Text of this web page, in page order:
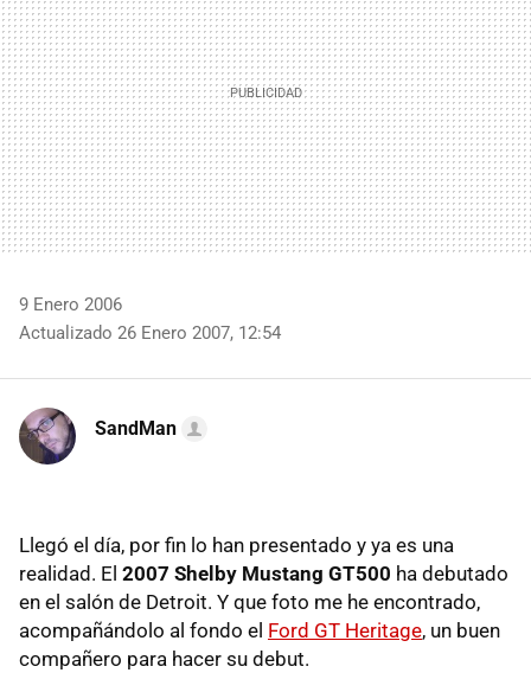
9 Enero 2006
Actualizado 26 Enero 2007, 12:54
SandMan
Llegó el día, por fin lo han presentado y ya es una
realidad. El 2007 Shelby Mustang GT500 ha debutado
en el salón de Detroit. Y que foto me he encontrado,
acompañándolo al fondo el Ford GT Heritage, un buen
compañero para hacer su debut.